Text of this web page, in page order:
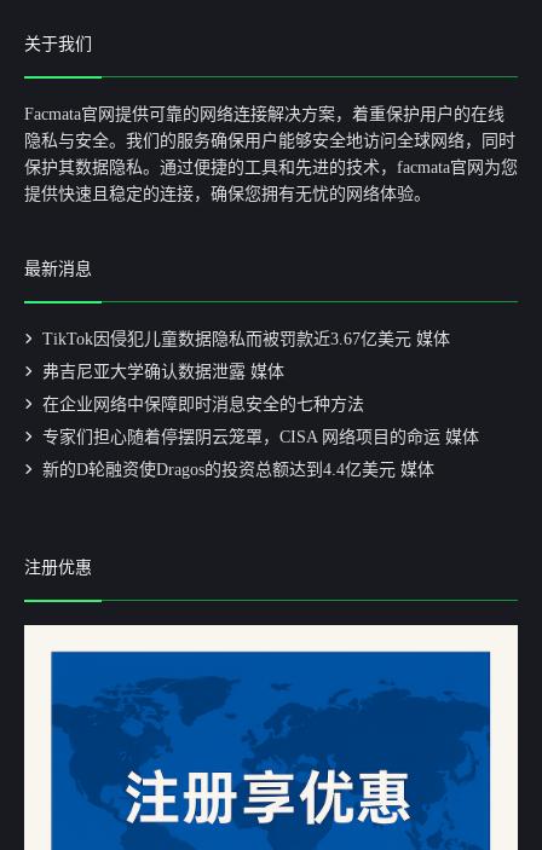
关于我们
Facmata官网提供可靠的网络连接解决方案，着重保护用户的在线
隐私与安全。我们的服务确保用户能够安全地访问全球网络，同时
保护其数据隐私。通过便捷的工具和先进的技术，facmata官网为您
提供快速且稳定的连接，确保您拥有无忧的网络体验。
最新消息
TikTok因侵犯儿童数据隐私而被罚款近3.67亿美元 媒体
弗吉尼亚大学确认数据泄露 媒体
在企业网络中保障即时消息安全的七种方法
专家们担心随着停摆阴云笼罩，CISA 网络项目的命运 媒体
新的D轮融资使Dragos的投资总额达到4.4亿美元 媒体
注册优惠